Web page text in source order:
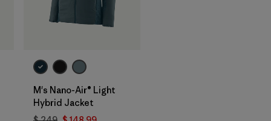
M's Nano-Air® Light
Hybrid Jacket